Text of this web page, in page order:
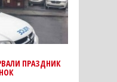
ПРАЗДНИК